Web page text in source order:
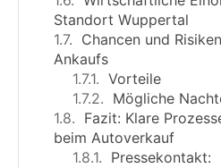
Standort Wuppertal
Chancen und
Ankaufs
Vorteile
Mögliche
Fazit: Klare
beim Autoverkauf
Pressekontakt: